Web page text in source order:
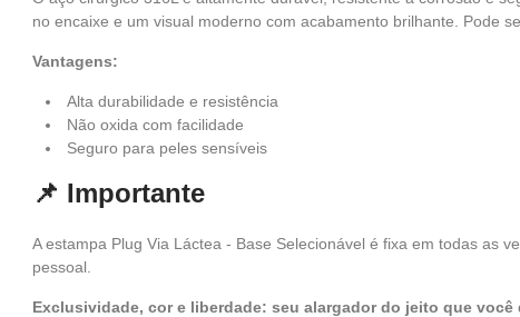
no encaixe e um visual moderno com acabamento brilhante. Pode
Vantagens:
Alta durabilidade e resistência
Não oxida com facilidade
Seguro para peles sensíveis
📌 Importante
A estampa Plug Via Láctea - Base Selecionável é fixa em todas as
pessoal.
Exclusividade, cor e liberdade: seu alargador do jeito que você